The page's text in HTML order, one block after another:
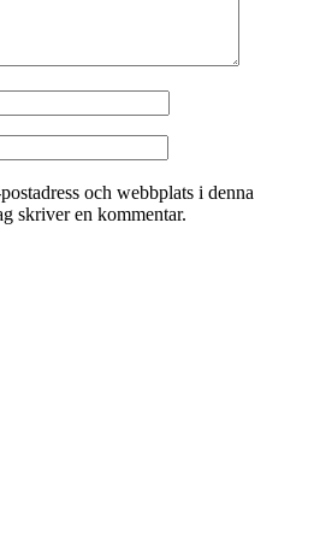
och webbplats i denna
skriver en kommentar.